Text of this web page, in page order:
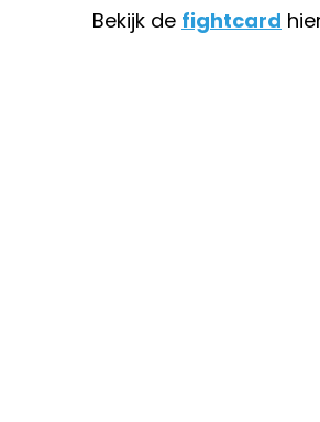
Bekijk de fightcard